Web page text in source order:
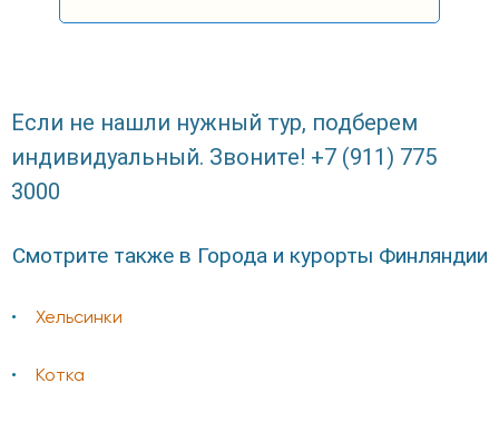
Если не нашли нужный тур, подберем
индивидуальный. Звоните! +7 (911) 775
3000
Смотрите также в Города и курорты Финляндии
Хельсинки
Котка